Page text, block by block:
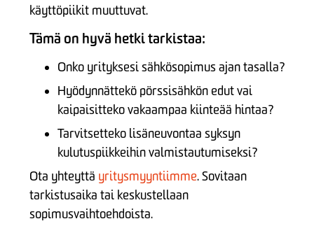
käyttöpiikit muuttuvat.
Tämä on hyvä hetki tarkistaa:
Onko yrityksesi sähkösopimus ajan tasalla?
Hyödynnättekö pörssisähkön edut vai
kaipaisitteko vakaampaa kiinteää hintaa?
Tarvitsetteko lisäneuvontaa syksyn
kulutuspiikkeihin valmistautumiseksi?
Ota yhteyttä yritysmyyntiimme. Sovitaan
tarkistusaika tai keskustellaan
sopimusvaihtoehdoista.